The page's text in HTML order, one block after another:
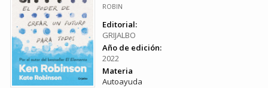
ROBIN
Editorial:
GRIJALBO
Año de edición:
2022
Materia
Autoayuda